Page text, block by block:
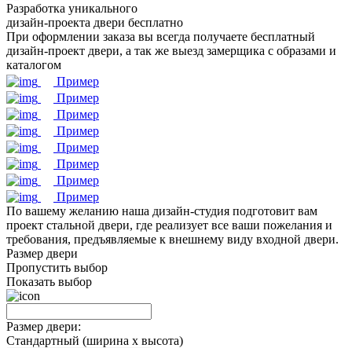
Разработка уникального
дизайн-проекта двери бесплатно
При оформлении заказа вы всегда получаете бесплатный
дизайн-проект двери, а так же выезд замерщика с образами и
каталогом
Пример
Пример
Пример
Пример
Пример
Пример
Пример
Пример
По вашему желанию наша дизайн-студия подготовит вам
проект стальной двери, где реализует все ваши пожелания и
требования, предъявляемые к внешнему виду входной двери.
Размер двери
Пропустить выбор
Показать выбор
Размер двери:
Стандартный (ширина х высота)